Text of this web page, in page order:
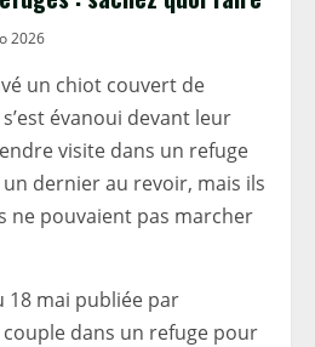
2026
un chiot couvert de
évanoui devant leur
visite dans un refuge
dernier au revoir, mais ils
ne pouvaient pas marcher
18 mai publiée par
dans un refuge pour